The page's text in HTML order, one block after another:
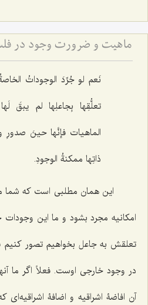
نَعم لو جُرِّدَ الوجوداتُ
تعلُّقِها بِجاعلِها لم یبقَ
الماهیات فإنَّها حینَ
ذاتِها ممکنةُ الوجودِ.
این همان مطلبی است که شما
امکانیه مجرد بشود و ما این وجودات
تعلقش به جاعل بخواهیم تصور
در وجود خارجی اوست. فعلاً اگر ما
آن افاضۀ اشراقیه و اضافۀ